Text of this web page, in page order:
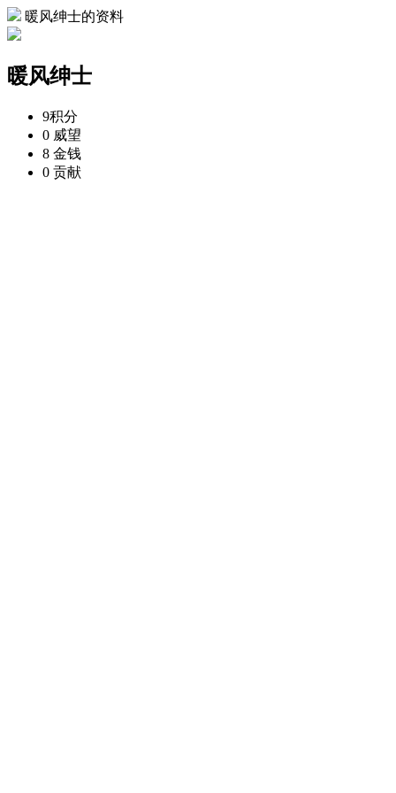
暖风绅士的资料
暖风绅士
9积分
0 威望
8 金钱
0 贡献